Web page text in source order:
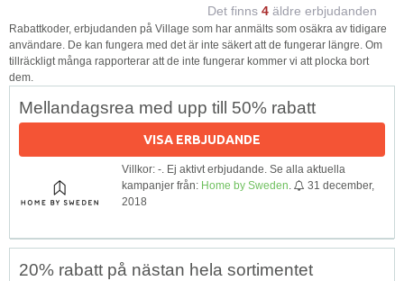
Det finns 4 äldre erbjudanden
Rabattkoder, erbjudanden på Village som har anmälts som osäkra av tidigare
användare. De kan fungera med det är inte säkert att de fungerar längre. Om
tillräckligt många rapporterar att de inte fungerar kommer vi att plocka bort
dem.
Mellandagsrea med upp till 50% rabatt
VISA ERBJUDANDE
Villkor: -. Ej aktivt erbjudande. Se alla aktuella
kampanjer från: Home by Sweden
31 december,
2018
20% rabatt på nästan hela sortimentet